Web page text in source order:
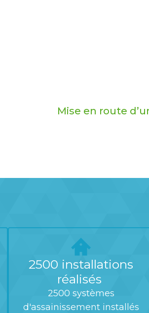
Mise en route
2500 installations
réalisés
2500 systèmes
d'assainissement installés